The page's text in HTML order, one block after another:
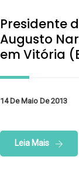
Presidente
Augusto
em Vitória
14 De Maio De 2013
Leia Mais